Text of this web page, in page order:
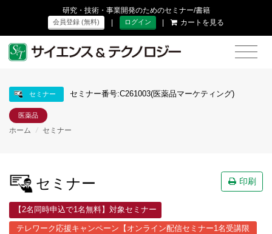
研究・技術・事業開発のためのセミナー/書籍
会員登録 (無料) | ログイン | カートを見る
セミナー セミナー番号:C261003(医薬品マーケティング)
医薬品
ホーム / セミナー
セミナー 印刷
【2名同時申込で1名無料】対象セミナー
テレワーク応援キャンペーン【オンライン配信セミナー1名受講限